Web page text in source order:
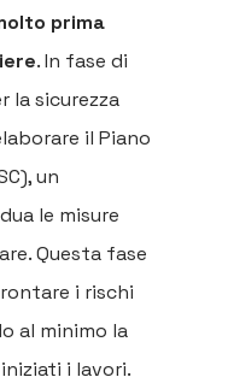
prima
. In fase di
la sicurezza
il Piano
un
le misure
Questa fase
i rischi
al minimo la
i lavori.